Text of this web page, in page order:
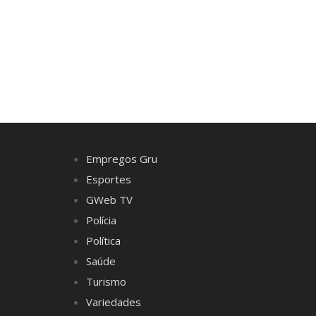
Empregos Gru
Esportes
GWeb TV
Polícia
Política
Saúde
Turismo
Variedades